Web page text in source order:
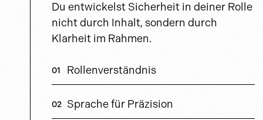
Du entwickelst Sicherheit in deiner Rolle
nicht durch Inhalt, sondern durch
Klarheit im Rahmen.
Rollenverständnis
Sprache für Präzision